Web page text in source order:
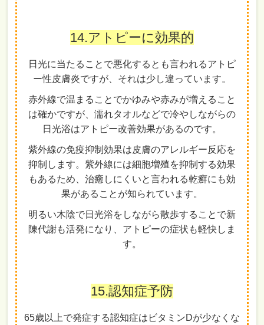
14.アトピーに効果的
日光に当たることで悪化するとも言われるアトピ
ー性皮膚炎ですが、それは少し違っています。
赤外線で温まることでかゆみや赤みが増えること
は確かですが、濡れタオルなどで冷やしながらの
日光浴はアトピー改善効果があるのです。
紫外線の免疫抑制効果は皮膚のアレルギー反応を
抑制します。紫外線には細胞増殖を抑制する効果
もあるため、治癒しにくいと言われる乾癬にも効
果があることが知られています。
明るい木陰で日光浴をしながら散歩することで新
陳代謝も活発になり、アトピーの症状も軽快しま
す。
15.認知症予防
65歳以上で発症する認知症はビタミンDが少なくな